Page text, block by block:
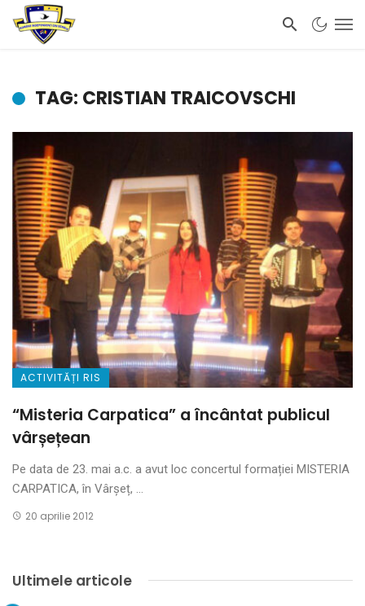
TAG: CRISTIAN TRAICOVSCHI
ACTIVITĂȚI RIS
“Misteria Carpatica” a încântat publicul
vârșețean
Pe data de 23. mai a.c. a avut loc concertul formației MISTERIA
CARPATICA, în Vârșeț, ...
20 aprilie 2012
Ultimele articole